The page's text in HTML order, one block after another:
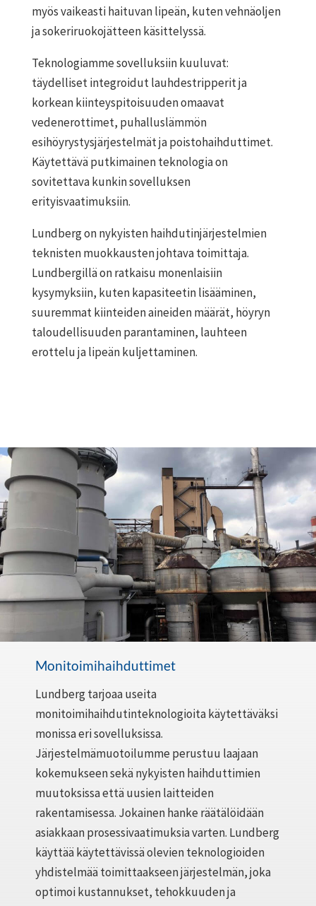
myös vaikeasti haituvan lipeän, kuten vehnäoljen
ja sokeriruokojätteen käsittelyssä.
Teknologiamme sovelluksiin kuuluvat:
täydelliset integroidut lauhdestripperit ja
korkean kiinteyspitoisuuden omaavat
vedenerottimet, puhalluslämmön
esihöyrystysjärjestelmät ja poistohaihduttimet.
Käytettävä putkimainen teknologia on
sovitettava kunkin sovelluksen
erityisvaatimuksiin.
Lundberg on nykyisten haihdutinjärjestelmien
teknisten muokkausten johtava toimittaja.
Lundbergillä on ratkaisu monenlaisiin
kysymyksiin, kuten kapasiteetin lisääminen,
suuremmat kiinteiden aineiden määrät, höyryn
taloudellisuuden parantaminen, lauhteen
erottelu ja lipeän kuljettaminen.
Monitoimihaihduttimet
Lundberg tarjoaa useita
monitoimihaihdutinteknologioita käytettäväksi
monissa eri sovelluksissa.
Järjestelmämuotoilumme perustuu laajaan
kokemukseen sekä nykyisten haihduttimien
muutoksissa että uusien laitteiden
rakentamisessa. Jokainen hanke räätälöidään
asiakkaan prosessivaatimuksia varten. Lundberg
käyttää käytettävissä olevien teknologioiden
yhdistelmää toimittaakseen järjestelmän, joka
optimoi kustannukset, tehokkuuden ja